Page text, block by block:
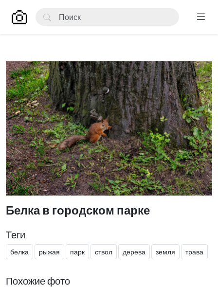
Белка в городском парке
Теги
белка рыжая парк ствол дерева земля трава
Похожие фото